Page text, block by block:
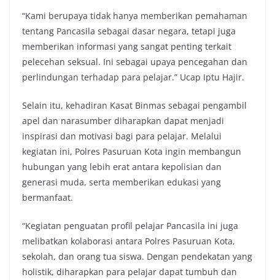
“Kami berupaya tidak hanya memberikan pemahaman
tentang Pancasila sebagai dasar negara, tetapi juga
memberikan informasi yang sangat penting terkait
pelecehan seksual. Ini sebagai upaya pencegahan dan
perlindungan terhadap para pelajar.” Ucap Iptu Hajir.
Selain itu, kehadiran Kasat Binmas sebagai pengambil
apel dan narasumber diharapkan dapat menjadi
inspirasi dan motivasi bagi para pelajar. Melalui
kegiatan ini, Polres Pasuruan Kota ingin membangun
hubungan yang lebih erat antara kepolisian dan
generasi muda, serta memberikan edukasi yang
bermanfaat.
“Kegiatan penguatan profil pelajar Pancasila ini juga
melibatkan kolaborasi antara Polres Pasuruan Kota,
sekolah, dan orang tua siswa. Dengan pendekatan yang
holistik, diharapkan para pelajar dapat tumbuh dan